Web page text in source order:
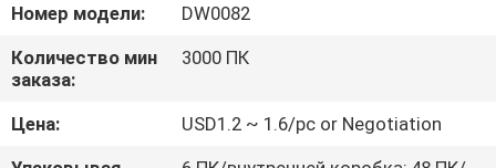
ФАБРИКИ
ПРОВЕРКА
КАЧЕСТВА
Номер модели:
DW0082
Количество мин
заказа:
3000 ПК
Цена:
USD1.2 ~ 1.6/pc or Negotiation